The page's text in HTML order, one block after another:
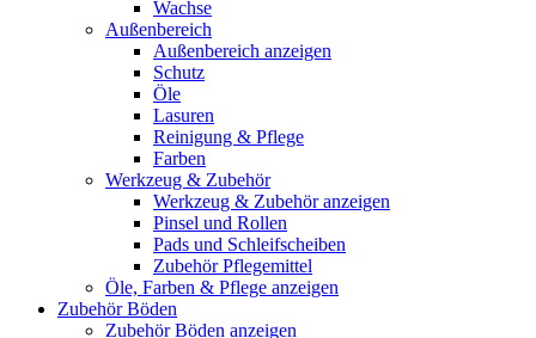
Wachse
Außenbereich
Außenbereich anzeigen
Schutz
Öle
Lasuren
Reinigung & Pflege
Farben
Werkzeug & Zubehör
Werkzeug & Zubehör anzeigen
Pinsel und Rollen
Pads und Schleifscheiben
Zubehör Pflegemittel
Öle, Farben & Pflege anzeigen
Zubehör Böden
Zubehör Böden anzeigen